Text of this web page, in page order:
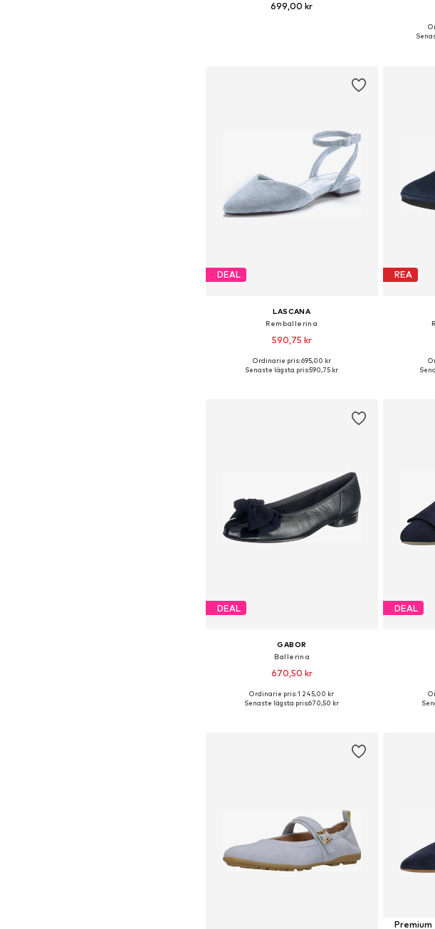
699,00 kr
DEAL
LASCANA
Remballerina
590,75 kr
Tillgängliga storlekar: 36, 41
Ordinarie pris: 695,00 kr
Senaste lägsta pris:590,75 kr
REA
DEAL
GABOR
Ballerina
670,50 kr
Ordinarie pris: 1 245,00 kr
Senaste lägsta pris:670,50 kr
DEAL
Premium